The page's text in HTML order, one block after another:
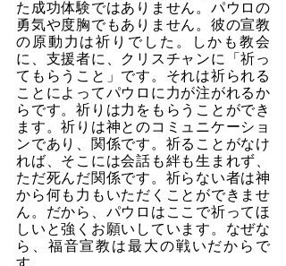
た成功体験ではありません。パウロの
勇気や度胸でもありません。彼の宣教
の原動力は祈りでした。しかも教会
に、支援者に、クリスチャンに「祈っ
てもらうこと」です。それは祈られる
ことによってパウロに力が注がれるか
らです。祈りは力をもらうことができ
ます。祈りは神とのコミュニケーショ
ンであり、関係です。祈ることがなけ
れば、そこには会話も絆も生まれず、
ただ死んだ関係です。祈らない者は神
から何も力もいただくことができませ
ん。だから、パウロはここで祈ってほ
しいと強くお願いしています。なぜな
ら、福音宣教は最大の戦いだからで